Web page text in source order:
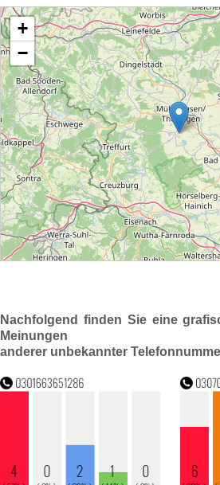
Nachfolgend finden Sie eine
Meinungen
anderer unbekannter